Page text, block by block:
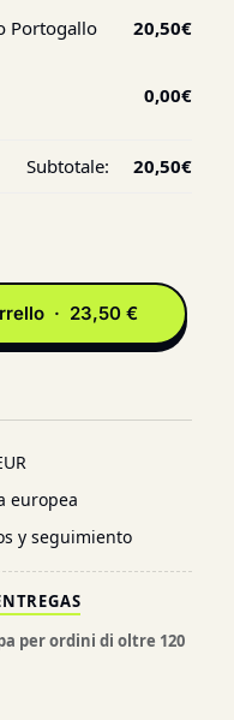
Portogallo
20,50€
0,00€
Subtotale: 20,50€
· 23,50 €
europea
y seguimiento
per ordini di oltre 120